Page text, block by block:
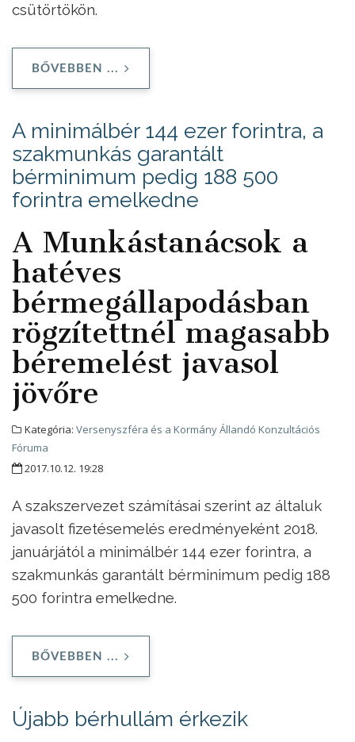
csütörtökön.
BŐVEBBEN ...
A minimálbér 144 ezer forintra, a
szakmunkás garantált
bérminimum pedig 188 500
forintra emelkedne
A Munkástanácsok a
hatéves
bérmegállapodásban
rögzítettnél magasabb
béremelést javasol
jövőre
Kategória: Versenyszféra és a Kormány Állandó Konzultációs
Fóruma
2017.10.12. 19:28
A szakszervezet számításai szerint az általuk
javasolt fizetésemelés eredményeként 2018.
januárjától a minimálbér 144 ezer forintra, a
szakmunkás garantált bérminimum pedig 188
500 forintra emelkedne.
BŐVEBBEN ...
Újabb bérhullám érkezik